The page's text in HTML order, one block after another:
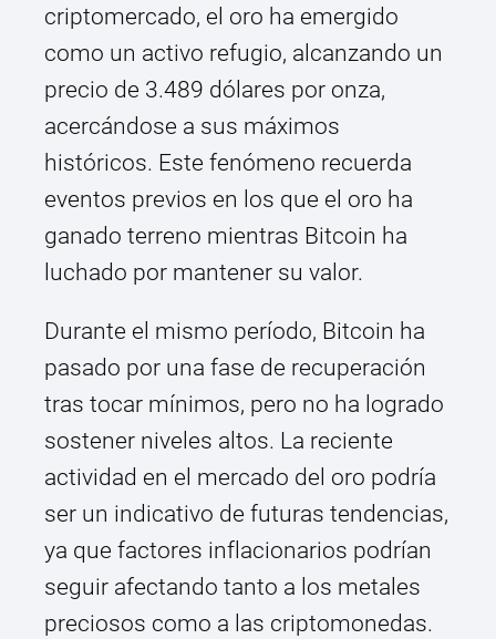
criptomercado, el oro ha emergido
como un activo refugio, alcanzando un
precio de 3.489 dólares por onza,
acercándose a sus máximos
históricos. Este fenómeno recuerda
eventos previos en los que el oro ha
ganado terreno mientras Bitcoin ha
luchado por mantener su valor.
Durante el mismo período, Bitcoin ha
pasado por una fase de recuperación
tras tocar mínimos, pero no ha logrado
sostener niveles altos. La reciente
actividad en el mercado del oro podría
ser un indicativo de futuras tendencias,
ya que factores inflacionarios podrían
seguir afectando tanto a los metales
preciosos como a las criptomonedas.